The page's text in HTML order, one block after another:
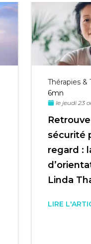
Thérapies &
6mn
le jeudi 23
sécurité
regard :
Linda
LIRE